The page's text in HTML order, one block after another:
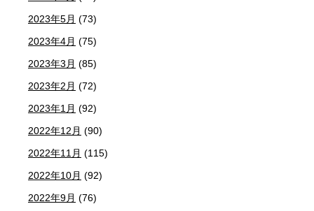
2023年5月 (73)
2023年4月 (75)
2023年3月 (85)
2023年2月 (72)
2023年1月 (92)
2022年12月 (90)
2022年11月 (115)
2022年10月 (92)
2022年9月 (76)